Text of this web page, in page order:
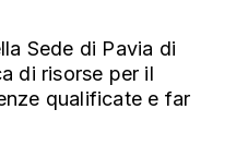
Sede di Pavia di
di risorse per il
qualificate e far